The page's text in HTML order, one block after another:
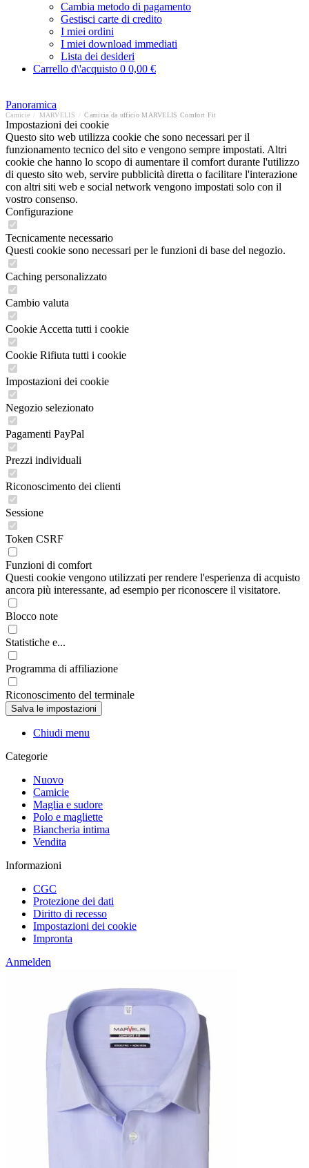
Cambia metodo di pagamento
Gestisci carte di credito
I miei ordini
I miei download immediati
Lista dei desideri
Carrello d\'acquisto 0 0,00 €
Panoramica
Camicie MARVELIS Camicia da ufficio MARVELIS Comfort Fit
Impostazioni dei cookie
Questo sito web utilizza cookie che sono necessari per il
funzionamento tecnico del sito e vengono sempre impostati. Altri
cookie che hanno lo scopo di aumentare il comfort durante l'utilizzo
di questo sito web, servire pubblicità diretta o facilitare l'interazione
con altri siti web e social network vengono impostati solo con il
vostro consenso.
Configurazione
Tecnicamente necessario
Questi cookie sono necessari per le funzioni di base del negozio.
Caching personalizzato
Cambio valuta
Cookie Accetta tutti i cookie
Cookie Rifiuta tutti i cookie
Impostazioni dei cookie
Negozio selezionato
Pagamenti PayPal
Prezzi individuali
Riconoscimento dei clienti
Sessione
Token CSRF
Funzioni di comfort
Questi cookie vengono utilizzati per rendere l'esperienza di acquisto
ancora più interessante, ad esempio per riconoscere il visitatore.
Blocco note
Statistiche e...
Programma di affiliazione
Riconoscimento del terminale
Chiudi menu
Categorie
Nuovo
Camicie
Maglia e sudore
Polo e magliette
Biancheria intima
Vendita
Informazioni
CGC
Protezione dei dati
Diritto di recesso
Impostazioni dei cookie
Impronta
Anmelden